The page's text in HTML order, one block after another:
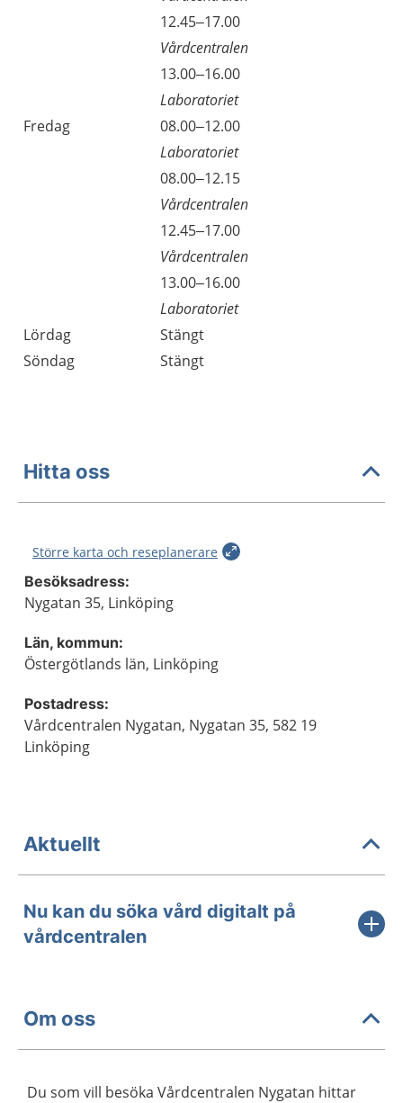
12.45–17.00
Vårdcentralen
13.00–16.00
Laboratoriet
Fredag
08.00–12.00
Laboratoriet
08.00–12.15
Vårdcentralen
12.45–17.00
Vårdcentralen
13.00–16.00
Laboratoriet
Lördag
Stängt
Söndag
Stängt
Hitta oss
Större karta och reseplanerare
Besöksadress:
Nygatan 35, Linköping
Län, kommun:
Östergötlands län, Linköping
Postadress:
Vårdcentralen Nygatan, Nygatan 35, 582 19
Linköping
Aktuellt
Nu kan du söka vård digitalt på
vårdcentralen
Om oss
Du som vill besöka Vårdcentralen Nygatan hittar